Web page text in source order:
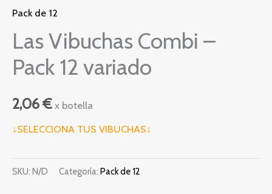
Pack de 12
Las Vibuchas Combi –
Pack 12 variado
2,06€ x botella
↓SELECCIONA TUS VIBUCHAS↓
SKU: N/D Categoría: Pack de 12